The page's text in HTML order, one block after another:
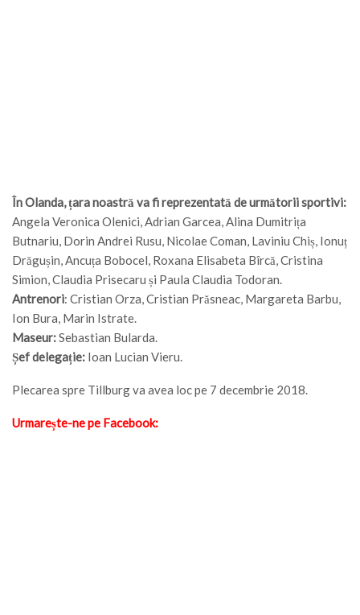
În Olanda, țara noastră va fi reprezentată de următorii sportivi:
Angela Veronica Olenici, Adrian Garcea, Alina Dumitrița
Butnariu, Dorin Andrei Rusu, Nicolae Coman, Laviniu Chiș, Ionuț
Drăgușin, Ancuța Bobocel, Roxana Elisabeta Bîrcă, Cristina
Simion, Claudia Prisecaru și Paula Claudia Todoran.
Antrenori: Cristian Orza, Cristian Prăsneac, Margareta Barbu,
Ion Bura, Marin Istrate.
Maseur:Sebastian Bularda.
Șef delegație: Ioan Lucian Vieru.
Plecarea spre Tillburg va avea loc pe 7 decembrie 2018.
Urmarește-ne pe Facebook: